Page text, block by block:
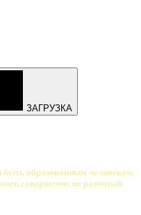
ЗАГРУЗКА
быть образованным человеком,
совершенно не развитый